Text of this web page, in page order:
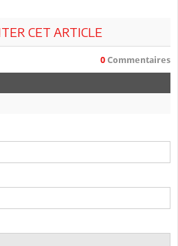
CET ARTICLE
0 Commentaires